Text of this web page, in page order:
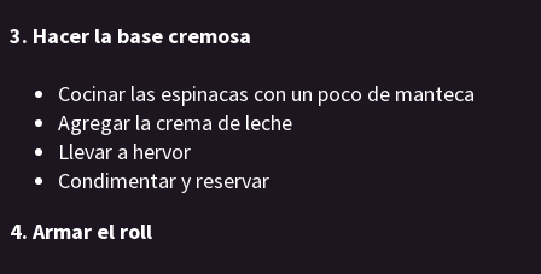
3. Hacer la base cremosa
Cocinar las espinacas con un poco de manteca
Agregar la crema de leche
Llevar a hervor
Condimentar y reservar
4. Armar el roll